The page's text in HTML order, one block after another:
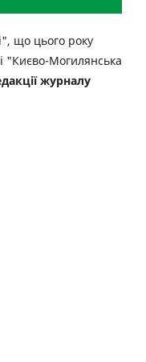
і", що цього року
"Києво-Могилянська
журналу